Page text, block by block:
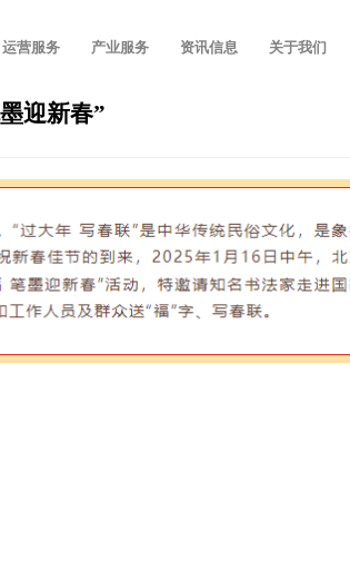
运营服务 产业服务 资讯信息 关于我们
迎新春”